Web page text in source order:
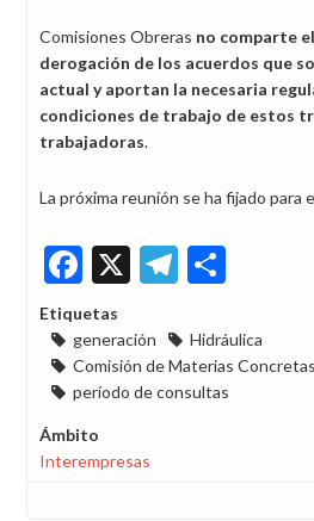
Comisiones Obreras no comparte
derogación de los acuerdos que
actual y aportan la necesaria
condiciones de trabajo de estos
trabajadoras.
La próxima reunión se ha fijado para
Facebook
X Telegram
Etiquetas
generación
Hidráulica
Comisión de Materias Concretas
período de consultas
Ámbito
Interempresas